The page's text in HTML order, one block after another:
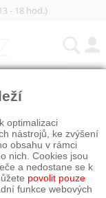
- 18 hod.)
optimalizaci
nástrojů, ke zvýšení
obsahu v rámci
nich. Cookies jsou
a nedostane se k
povolit pouze
funkce webových